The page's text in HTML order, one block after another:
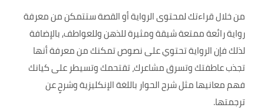
من خلال قراءتك لمحتوى الرواية أو القصة ستتمكن من معرفة
رواية رائعة ممتعة شيقة ومثيرة للذهن وللعواطف, بالإضافة
لذلك فإن الرواية تحتوي على نصوص تمكنك من معرفة أنها
تجذب عاطفتك وتسرق مشاعرك، تقتحمك وتسيطر على كيانك
فهم معانيها مثل شرح الحوار باللغة الإنكليزية وشرحٍ عن
ترجمتها.